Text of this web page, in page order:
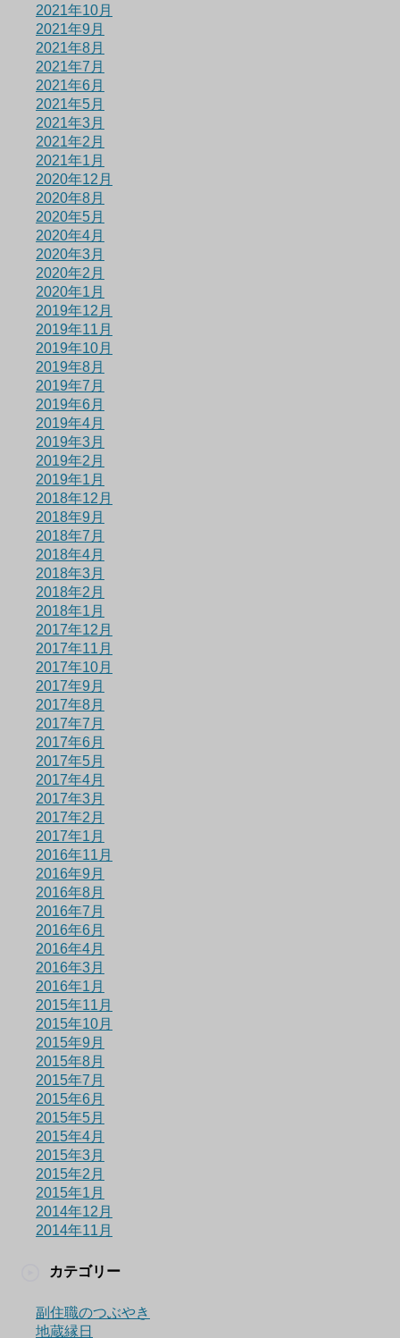
2021年10月
2021年9月
2021年8月
2021年7月
2021年6月
2021年5月
2021年3月
2021年2月
2021年1月
2020年12月
2020年8月
2020年5月
2020年4月
2020年3月
2020年2月
2020年1月
2019年12月
2019年11月
2019年10月
2019年8月
2019年7月
2019年6月
2019年4月
2019年3月
2019年2月
2019年1月
2018年12月
2018年9月
2018年7月
2018年4月
2018年3月
2018年2月
2018年1月
2017年12月
2017年11月
2017年10月
2017年9月
2017年8月
2017年7月
2017年6月
2017年5月
2017年4月
2017年3月
2017年2月
2017年1月
2016年11月
2016年9月
2016年8月
2016年7月
2016年6月
2016年4月
2016年3月
2016年1月
2015年11月
2015年10月
2015年9月
2015年8月
2015年7月
2015年6月
2015年5月
2015年4月
2015年3月
2015年2月
2015年1月
2014年12月
2014年11月
カテゴリー
副住職のつぶやき
地蔵縁日